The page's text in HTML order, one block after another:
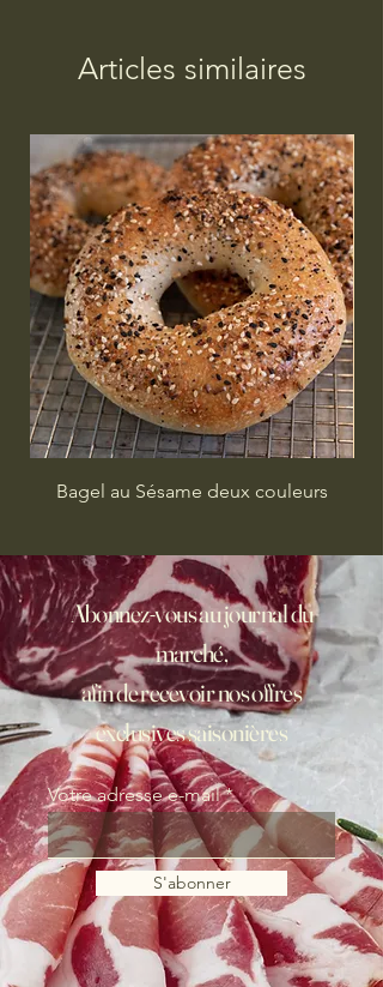
Articles similaires
Bagel au Sésame deux couleurs
Abonnez-vous au journal du
marché,
afin de recevoir nos offres
exclusives saisonières
Votre adresse e-mail
S'abonner